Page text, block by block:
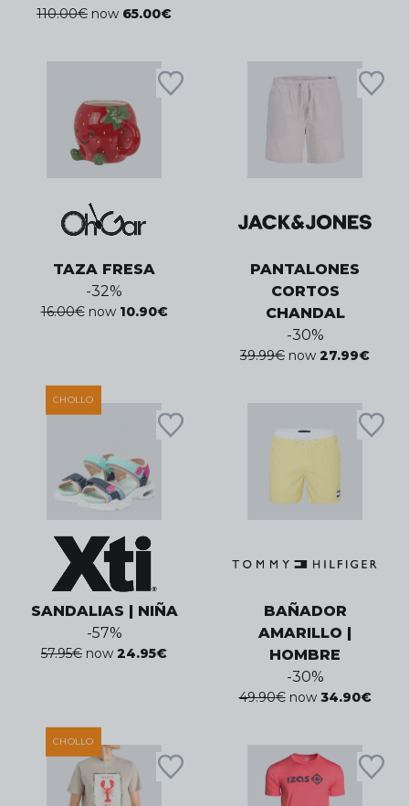
110.00€ now 65.00€
TAZA FRESA
-32%
16.00€ now 10.90€
PANTALONES
CORTOS
CHANDAL
-30%
39.99€ now 27.99€
CHOLLO
SANDALIAS | NIÑA
-57%
57.95€ now 24.95€
BAÑADOR
AMARILLO |
HOMBRE
-30%
49.90€ now 34.90€
CHOLLO